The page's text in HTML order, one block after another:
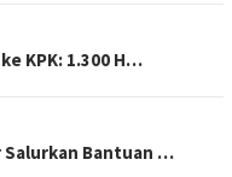
KPK: 1.300 H…
Salurkan Bantuan …